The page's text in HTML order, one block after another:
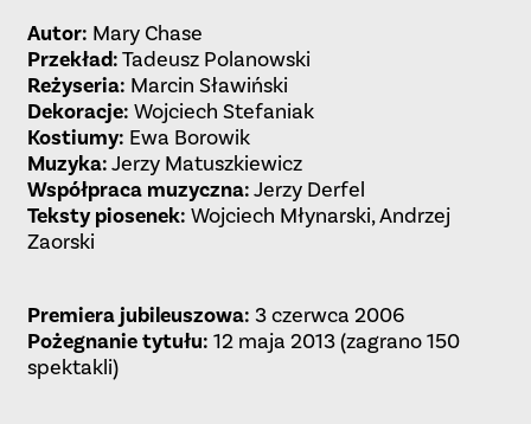
Autor: Mary Chase
Przekład:Tadeusz Polanowski
Reżyseria: Marcin Sławiński
Dekoracje: Wojciech Stefaniak
Kostiumy: Ewa Borowik
Muzyka:Jerzy Matuszkiewicz
Współpraca muzyczna:Jerzy Derfel
Teksty piosenek: Wojciech Młynarski, Andrzej
Zaorski
Premiera jubileuszowa: 3 czerwca 2006
Pożegnanie tytułu: 12 maja 2013 (zagrano 150
spektakli)